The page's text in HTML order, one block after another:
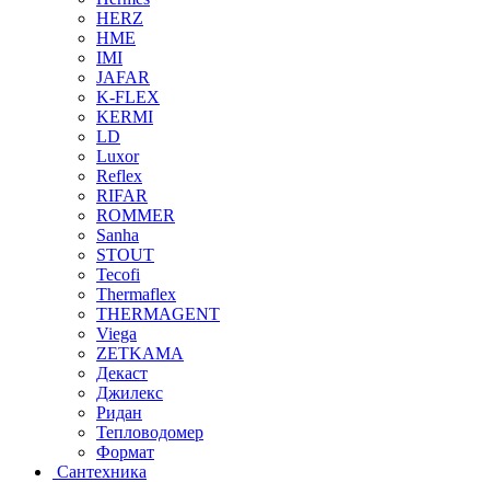
HERZ
HME
IMI
JAFAR
K-FLEX
KERMI
LD
Luxor
Reflex
RIFAR
ROMMER
Sanha
STOUT
Tecofi
Thermaflex
THERMAGENT
Viega
ZETKAMA
Декаст
Джилекс
Ридан
Тепловодомер
Формат
Сантехника